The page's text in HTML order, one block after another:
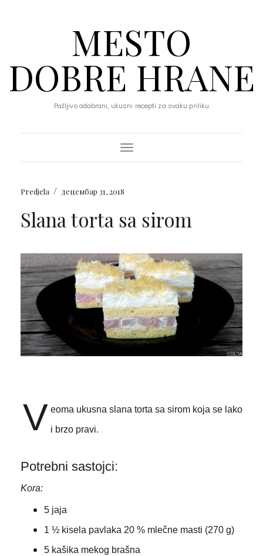
MESTO
DOBRE HRANE
Pažljivo odabrani, ukusni recepti za svaku priliku
Toggle Navigation
Predjela / децембар 31, 2018
Slana torta sa sirom
V eoma ukusna slana torta sa sirom koja se lako
i brzo pravi.
Potrebni sastojci:
Kora:
5 jaja
1 ½ kisela pavlaka 20 % mlečne masti (270 g)
5 kašika mekog brašna